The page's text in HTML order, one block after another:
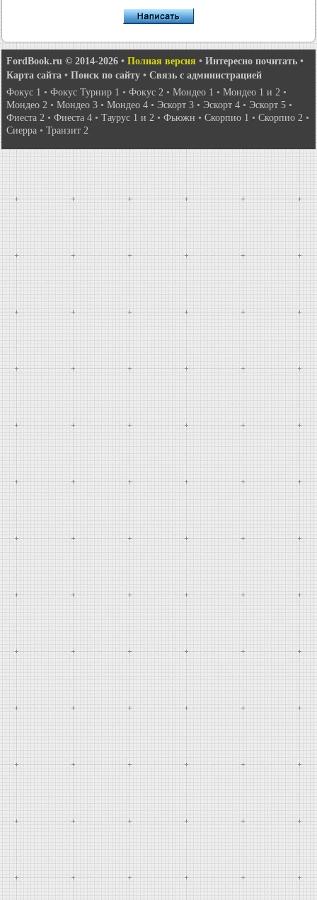
FordBook.ru © 2014-2026 • Полная версия • Интересно почитать •
Карта сайта • Поиск по сайту • Связь с администрацией
Фокус 1 • Фокус Турнир 1 • Фокус 2 • Мондео 1 • Мондео 1 и 2 •
Мондео 2 • Мондео 3 • Мондео 4 • Эскорт 3 • Эскорт 4 • Эскорт 5 •
Фиеста 2 • Фиеста 4 • Таурус 1 и 2 • Фьюжн • Скорпио 1 • Скорпио 2 •
Сиерра • Транзит 2